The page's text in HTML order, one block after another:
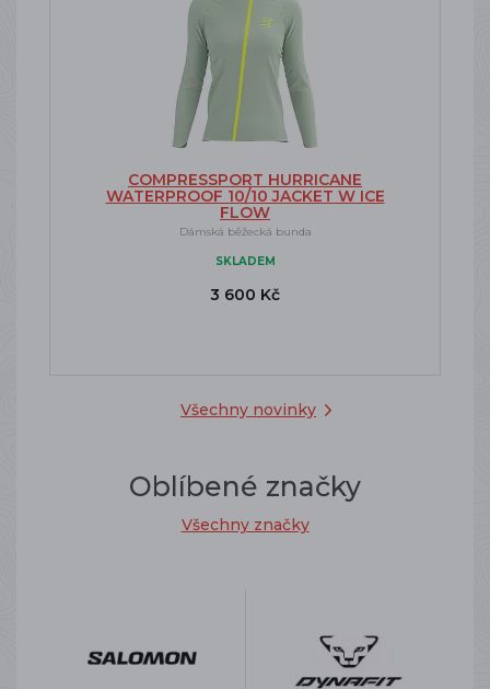
Všechny novinky
COMPRESSPORT HURRICANE
WATERPROOF 10/10 JACKET W ICE
FLOW
Dámská běžecká bunda
SKLADEM
3 600 Kč
Oblíbené značky
Všechny značky